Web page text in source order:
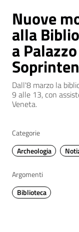
Nuove
alla
a
Dall'8 marzo la
9 alle 13, con
Veneta.
Categorie
Archeologia
Argomenti
Biblioteca